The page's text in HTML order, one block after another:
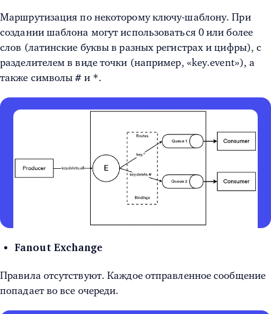
Маршрутизация по некоторому ключу-шаблону. При
создании шаблона могут использоваться 0 или более
слов (латинские буквы в разных регистрах и цифры), с
разделителем в виде точки (например, «key.event»), а
также символы#и *.
Fanout Exchange
Правила отсутствуют. Каждое отправленное сообщение
попадает во все очереди.